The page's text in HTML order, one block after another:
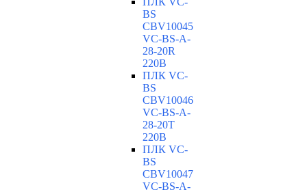
BS
CBV10045
VC-ВS-A-
28-20R
220В
ПЛК VC-
BS
CBV10046
VC-ВS-A-
28-20T
220В
ПЛК VC-
BS
CBV10047
VC-ВS-A-